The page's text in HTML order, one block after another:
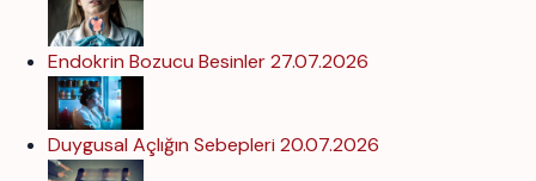
Endokrin Bozucu Besinler27.07.2026
Duygusal Açlığın Sebepleri 20.07.2026